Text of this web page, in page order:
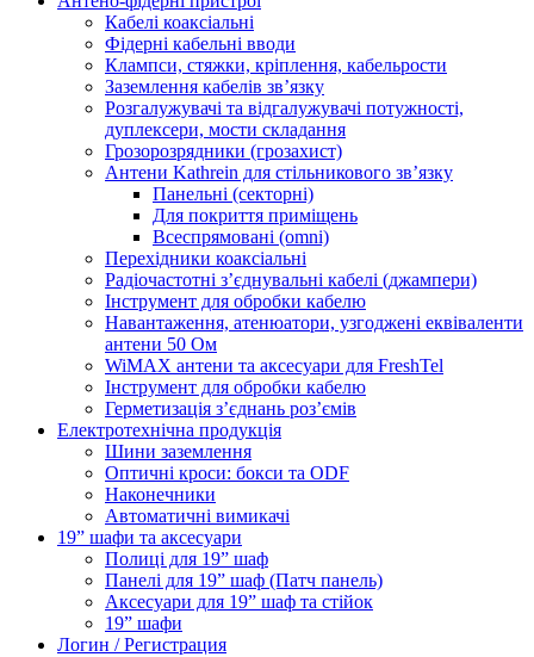
Кабелі коаксіальні
Фідерні кабельні вводи
Клампси, стяжки, кріплення, кабельрости
Заземлення кабелів зв’язку
Розгалужувачі та відгалужувачі потужності,
дуплексери, мости складання
Грозорозрядники (грозахист)
Антени Kathrein для стільникового зв’язку
Панельні (секторні)
Для покриття приміщень
Всеспрямовані (omni)
Перехідники коаксіальні
Радіочастотні з’єднувальні кабелі (джампери)
Інструмент для обробки кабелю
Навантаження, атенюатори, узгоджені еквіваленти
антени 50 Ом
WiMAX антени та аксесуари для FreshTel
Інструмент для обробки кабелю
Герметизація з’єднань роз’ємів
Електротехнічна продукція
Шини заземлення
Оптичні кроси: бокси та ODF
Наконечники
Автоматичні вимикачі
19” шафи та аксесуари
Полиці для 19” шаф
Панелі для 19” шаф (Патч панель)
Аксесуари для 19” шаф та стійок
19” шафи
Логин / Регистрация